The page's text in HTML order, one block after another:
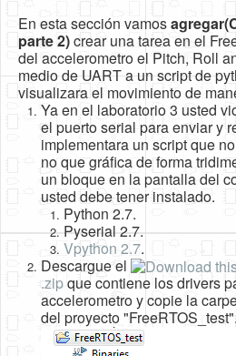
En esta sección vamos
parte 2)crear una tarea en el
del accelerometro el Pitch, Roll
medio de UART a un script de
visualizara el movimiento de
Ya en el laboratorio 3 usted
el puerto serial para enviar y
implementara un script que
no que gráfica de forma
un bloque en la pantalla del
usted debe tener instalado.
Python 2.7.
Pyserial 2.7.
Vpython 2.7.
Descargue el
.zipque contiene los drivers
accelerometro y copie la
del proyecto "FreeRTOS_test".